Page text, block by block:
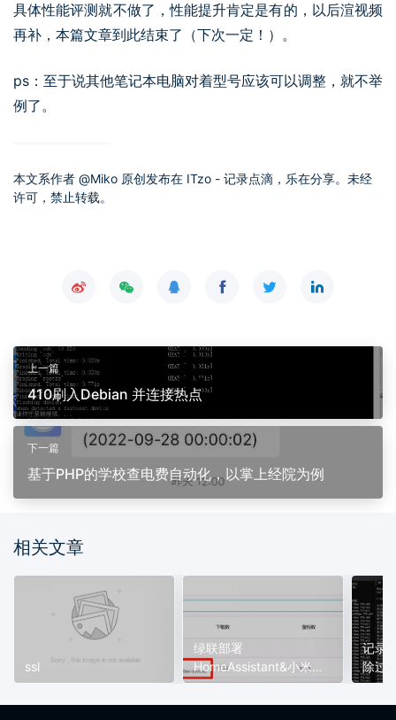
具体性能评测就不做了，性能提升肯定是有的，以后渲视频
再补，本篇文章到此结束了（下次一定！）。
ps：至于说其他笔记本电脑对着型号应该可以调整，就不举
例了。
本文系作者 @Miko 原创发布在 ITzo - 记录点滴，乐在分享。未经
许可，禁止转载。
上一篇
410刷入Debian 并连接热点
下一篇
基于PHP的学校查电费自动化，以掌上经院为例
相关文章
ssl
绿联部署
HomeAssistant&小米智
能家具交互及FRP穿透实
现公网访问
记录
除过